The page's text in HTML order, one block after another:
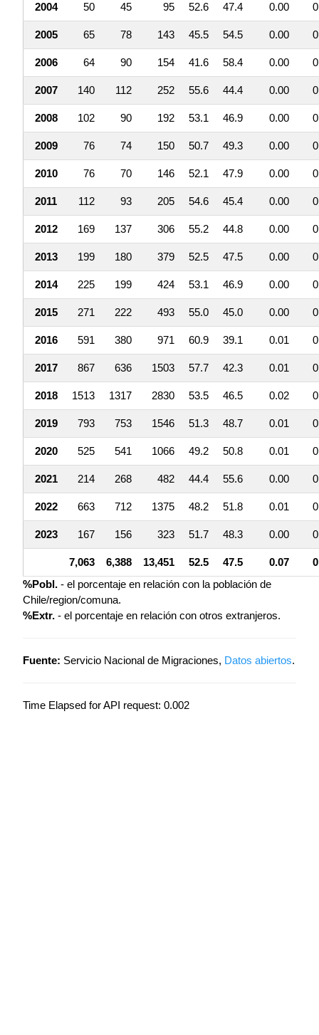
2004 50 45 95 52.6 47.4 0.00
2005 65 78 143 45.5 54.5 0.00
2006 64 90 154 41.6 58.4 0.00
2007 140 112 252 55.6 44.4 0.00
2008 102 90 192 53.1 46.9 0.00
2009 76 74 150 50.7 49.3 0.00
2010 76 70 146 52.1 47.9 0.00
2011 112 93 205 54.6 45.4 0.00
2012 169 137 306 55.2 44.8 0.00
2013 199 180 379 52.5 47.5 0.00
2014 225 199 424 53.1 46.9 0.00
2015 271 222 493 55.0 45.0 0.00
2016 591 380 971 60.9 39.1 0.01
2017 867 636 1503 57.7 42.3 0.01
2018 1513 1317 2830 53.5 46.5 0.02
2019 793 753 1546 51.3 48.7 0.01
2020 525 541 1066 49.2 50.8 0.01
2021 214 268 482 44.4 55.6 0.00
2022 663 712 1375 48.2 51.8 0.01
2023 167 156 323 51.7 48.3 0.00
7,063 6,388 13,451 52.5 47.5 0.07
%Pobl. - el porcentaje en relación con la población de
Chile/region/comuna.
%Extr. - el porcentaje en relación con otros extranjeros.
Fuente: Servicio Nacional de Migraciones, Datos abiertos.
Time Elapsed for API request: 0.002